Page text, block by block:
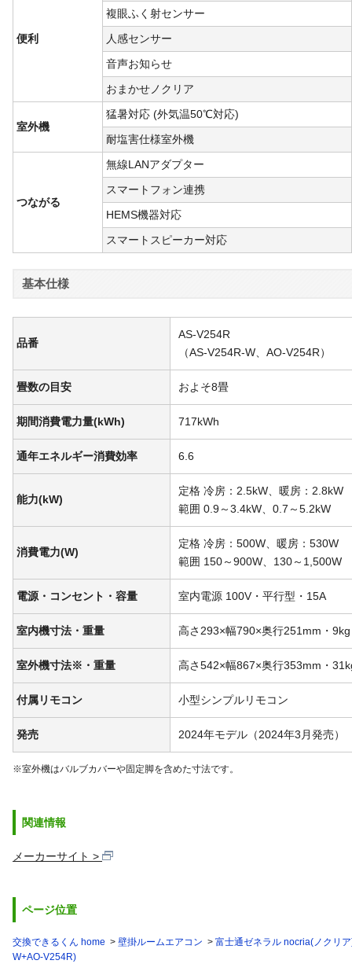
便利
複眼ふく射センサー
人感センサー
音声お知らせ
おまかせノクリア
室外機
猛暑対応 (外気温50℃対応)
耐塩害仕様室外機
つながる
無線LANアダプター
スマートフォン連携
HEMS機器対応
スマートスピーカー対応
基本仕様
品番
AS-V254R
（AS-V254R-W、AO-V254R）
畳数の目安 およそ8畳
期間消費電力量(kWh) 717kWh
通年エネルギー消費効率 6.6
能力(kW)
定格 冷房：2.5kW、暖房：2.8kW
範囲 0.9～3.4kW、0.7～5.2kW
消費電力(W)
定格 冷房：500W、暖房：530W
範囲 150～900W、130～1,500W
電源・コンセント・容量 室内電源 100V・平行型・15A
室内機寸法・重量 高さ293×幅790×奥行251mm・9kg
室外機寸法※・重量 高さ542×幅867×奥行353mm・
付属リモコン 小型シンプルリモコン
発売 2024年モデル（2024年3月発売）
※室外機はバルブカバーや固定脚を含めた寸法です。
関連情報
メーカーサイト
ページ位置
交換できるくん home 壁掛ルームエアコン
富士通ゼネラル nocria(ノクリ
W+AO-V254R)